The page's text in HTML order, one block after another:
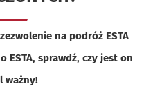
na podróż ESTA
ESTA, sprawdź, czy jest on
ważny!